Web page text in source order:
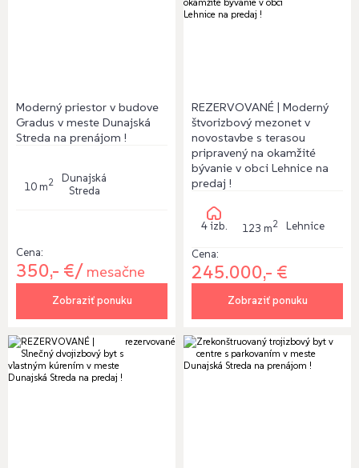
Moderný priestor v budove
Gradus v meste Dunajská
Streda na prenájom !
10 m2
Dunajská
Streda
Cena:
350,- €/ mesačne
Zobraziť ponuku
REZERVOVANÉ | Moderný
štvorizbový mezonet v
novostavbe s terasou
pripravený na okamžité
bývanie v obci Lehnice na
predaj !
4 izb. 123 m2 Lehnice
Cena:
245.000,- €
Zobraziť ponuku
rezervované